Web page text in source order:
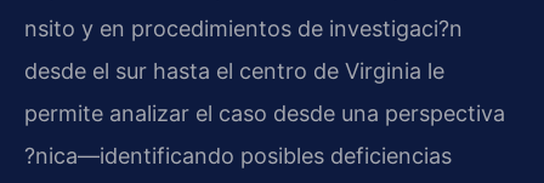
nsito y en procedimientos de investigaci?n
desde el sur hasta el centro de Virginia le
permite analizar el caso desde una perspectiva
?nica—identificando posibles deficiencias